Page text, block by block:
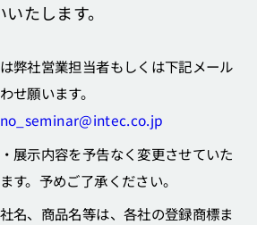
たします。
弊社営業担当者もしくは下記メール
せ願います。
no_seminar@intec.co.jp
展示内容を予告なく変更させていた
す。予めご了承ください。
名、商品名等は、各社の登録商標ま